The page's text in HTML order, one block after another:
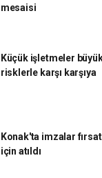
mesaisi
Küçük işletmeler
risklerle karşı karşıya
Konak'ta imzalar
için atıldı